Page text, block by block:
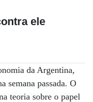
ele
da Argentina,
semana passada. O
teoria sobre o papel